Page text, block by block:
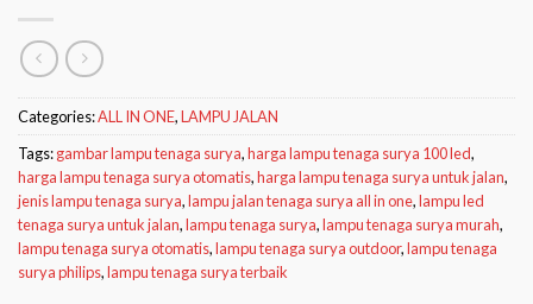
Categories:ALL IN ONE,LAMPU JALAN
Tags:gambar lampu tenaga surya,harga lampu tenaga surya 100 led,
harga lampu tenaga surya otomatis,harga lampu tenaga surya untuk jalan,
jenis lampu tenaga surya,lampu jalan tenaga surya all in one,lampu led
tenaga surya untuk jalan,lampu tenaga surya,lampu tenaga surya murah,
lampu tenaga surya otomatis,lampu tenaga surya outdoor,lampu tenaga
surya philips,lampu tenaga surya terbaik